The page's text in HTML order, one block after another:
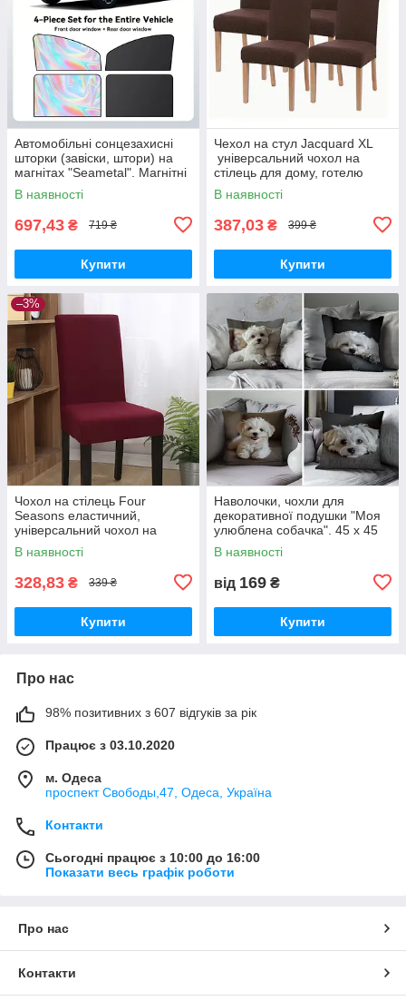
Автомобільні сонцезахисні
шторки (завіски, штори) на
магнітах "Seametal". Магнітні
штори. 4 шт. Full Silver Black
Set Platinum.
В наявності
697,43 ₴ 719 ₴
Купити
Чехол на стул Jacquard XL
універсальний чохол на
стілець для дому, готелю
жакардовий в європейському
та американському стилі. Da
В наявності
387,03 ₴ 399 ₴
Купити
–3%
Чохол на стілець Four
Seasons еластичний,
універсальний чохол на
стілець для дому, готелю, в
європейському та
В наявності
328,83 ₴ 339 ₴
Купити
Наволочки, чохли для
декоративної подушки "Моя
улюблена собачка". 45 х 45
см. Китайська хохолота,
Мальтійська болонка. 4
В наявності
від 169 ₴
Купити
Про нас
98% позитивних з 607 відгуків за рік
Працює з 03.10.2020
м. Одеса
проспект Свободы,47, Одеса, Україна
Контакти
Сьогодні працює з 10:00 до 16:00
Показати весь графік роботи
Про нас
Контакти